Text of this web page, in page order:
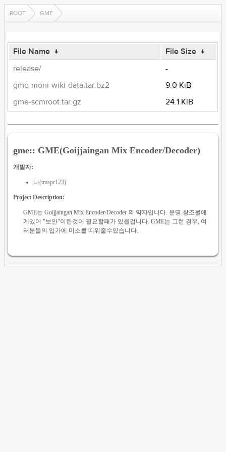
ROOT GME
File Name ↓ File Size ↓
release/
-
gme-moni-wiki-data.tar.bz2
9.0 KiB
gme-scmroot.tar.gz
24.1 KiB
gme:: GME(Goijjaingan Mix Encoder/Decoder)
개발자:
나(tmspr123)
Project Description:
GME는 Goijjaingan Mix Encoder/Decoder 의 약자입니다. 분명 창조물에
게있어 "보안"이란것이 필요할때가 있을겁니다. GME는 그런 경우, 여
러분들의 입가에 미소를 띠워줄수있습니다.